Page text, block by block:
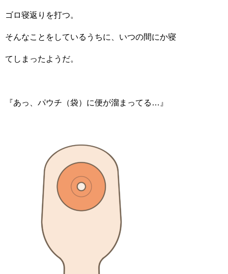
ゴロ寝返りを打つ。
そんなことをしているうちに、いつの間にか寝
てしまったようだ。
『あっ、パウチ（袋）に便が溜まってる…』